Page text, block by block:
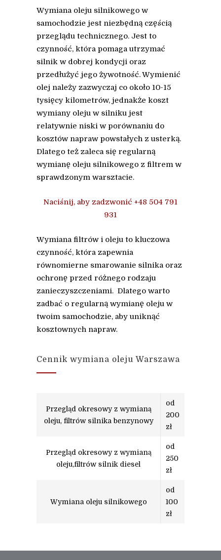
Wymiana oleju silnikowego w
samochodzie jest niezbędną częścią
przeglądu technicznego. Jest to
czynność, która pomaga utrzymać
silnik w dobrej kondycji oraz
przedłużyć jego żywotność. Wymienić
olej należy zazwyczaj co około 10-15
tysięcy kilometrów, jednakże koszt
wymiany oleju w silniku jest
relatywnie niski w porównaniu do
kosztów napraw powstałych z usterką.
Dlatego też zaleca się regularną
wymianę oleju silnikowego z filtrem w
sprawdzonym warsztacie.
Naciśnij, aby zadzwonić +48 504 791
931
Wymiana filtrów i oleju to kluczowa
czynność, która zapewnia
równomierne smarowanie silnika oraz
ochronę przed różnego rodzaju
zanieczyszczeniami. Dlatego warto
zadbać o regularną wymianę oleju w
twoim samochodzie, aby uniknąć
kosztownych napraw.
Cennik wymiana oleju Warszawa
Przegląd okresowy z wymianą
oleju, filtrów silnika benzynowy
od
200
zł
Przegląd okresowy z wymianą
oleju,filtrów silnik diesel
od
250
zł
Wymiana oleju silnikowego
od
100
zł